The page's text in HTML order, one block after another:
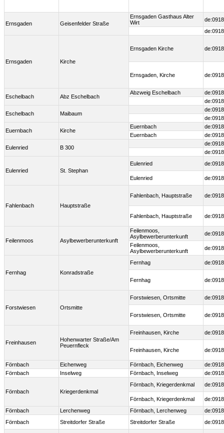
Ernsgaden Geisenfelder Straße
Ernsgaden Gasthaus Alter
Wirt
Ernsgaden Kirche
Ernsgaden Kirche
Ernsgaden, Kirche
Eschelbach Abz Eschelbach
Abzweig Eschelbach
Eschelbach Maibaum
Euernbach Kirche
Euernbach
Euernbach
Eulenried B 300
Eulenried St. Stephan
Eulenried
Eulenried
Fahlenbach Hauptstraße
Fahlenbach, Hauptstraße
Fahlenbach, Hauptstraße
Feilenmoos Asylbewerberunterkunft
Feilenmoos,
Asylbewerberunterkunft
Feilenmoos,
Asylbewerberunterkunft
Fernhag Konradstraße
Fernhag
Fernhag
Forstwiesen Ortsmitte
Forstwiesen, Ortsmitte
Forstwiesen, Ortsmitte
Freinhausen
Hohenwarter Straße/Am
Peuernfleck
Freinhausen, Kirche
Freinhausen, Kirche
Förnbach Eichenweg Förnbach, Eichenweg
Förnbach
Inselweg Förnbach, Inselweg
Förnbach Kriegerdenkmal
Förnbach, Kriegerdenkmal
Förnbach, Kriegerdenkmal
Förnbach
Lerchenweg Förnbach, Lerchenweg
Förnbach
Streitdorfer Straße Streitdorfer Straße